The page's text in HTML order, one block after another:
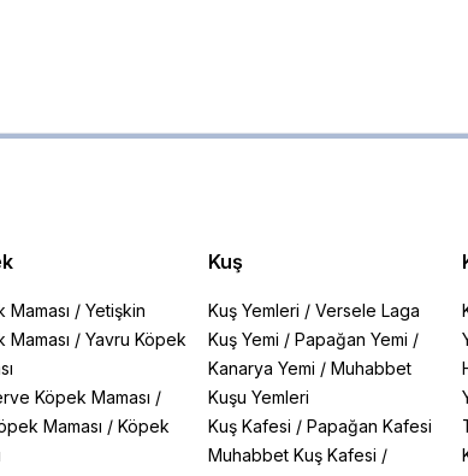
Maması /Yetişkin
Maması /Yavru Köpek
Köpek Maması /
Maması /Köpek
Kuş
Kuş Yemleri / Versele Laga
Kuş Yemi / Papağan Yemi /
Kanarya Yemi / Muhabbet
Kuşu Yemleri
Kuş Kafesi / Papağan Kafesi
Muhabbet Kuş Kafesi /